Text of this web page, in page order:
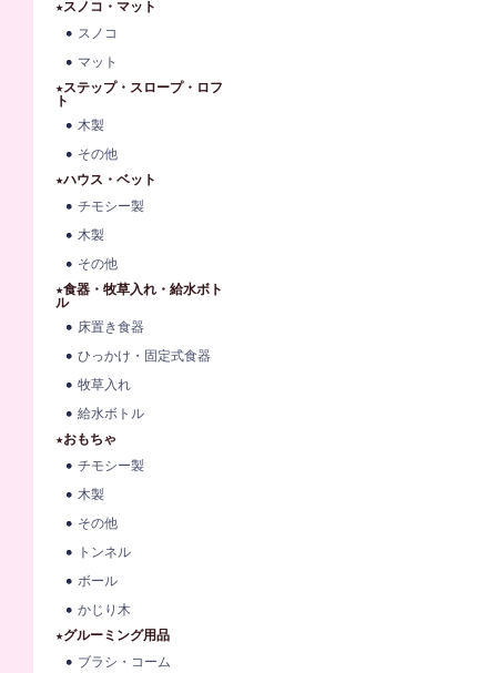
★スノコ・マット
スノコ
マット
★ステップ・スロープ・ロフ
ト
木製
その他
★ハウス・ベット
チモシー製
木製
その他
★食器・牧草入れ・給水ボト
ル
床置き食器
ひっかけ・固定式食器
牧草入れ
給水ボトル
★おもちゃ
チモシー製
木製
その他
トンネル
ボール
かじり木
★グルーミング用品
ブラシ・コーム